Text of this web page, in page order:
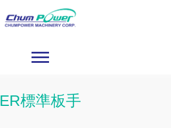
ER標準板手